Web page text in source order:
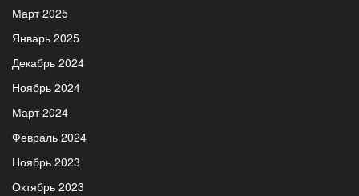
Март 2025
Январь 2025
Декабрь 2024
Ноябрь 2024
Март 2024
Февраль 2024
Ноябрь 2023
Октябрь 2023